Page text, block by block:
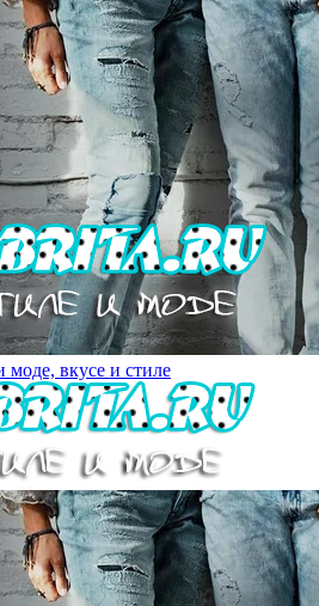
моде, вкусе и стиле